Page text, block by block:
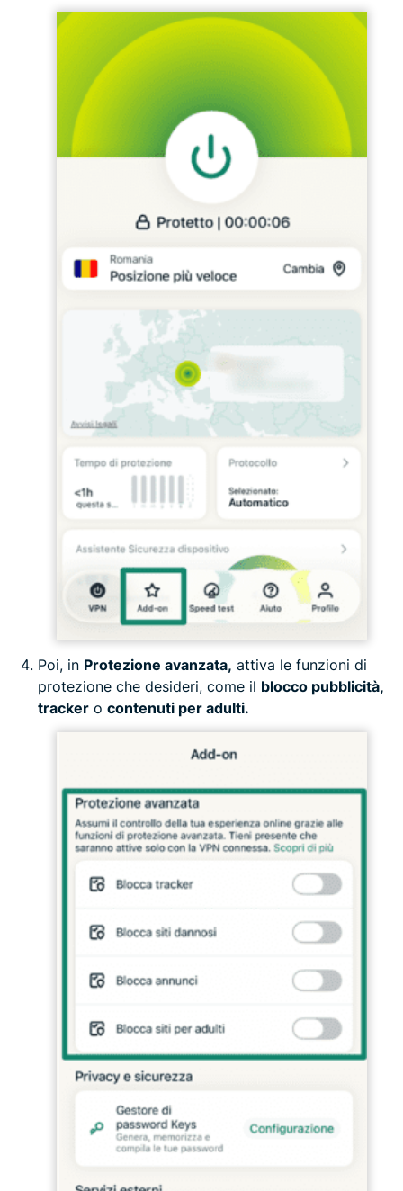
Poi, in Protezione avanzata, attiva le funzioni di
protezione che desideri, come il blocco pubblicità,
tracker o contenuti per adulti.